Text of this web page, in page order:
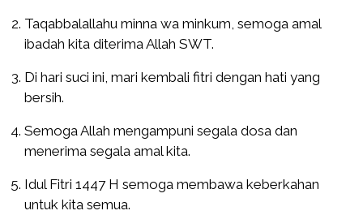
Taqabbalallahu minna wa minkum, semoga amal
ibadah kita diterima Allah SWT.
Di hari suci ini, mari kembali fitri dengan hati yang
bersih.
Semoga Allah mengampuni segala dosa dan
menerima segala amal kita.
Idul Fitri 1447 H semoga membawa keberkahan
untuk kita semua.